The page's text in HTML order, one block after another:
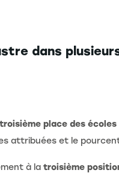
dans
troisième place des
attribuées et le
à la troisième